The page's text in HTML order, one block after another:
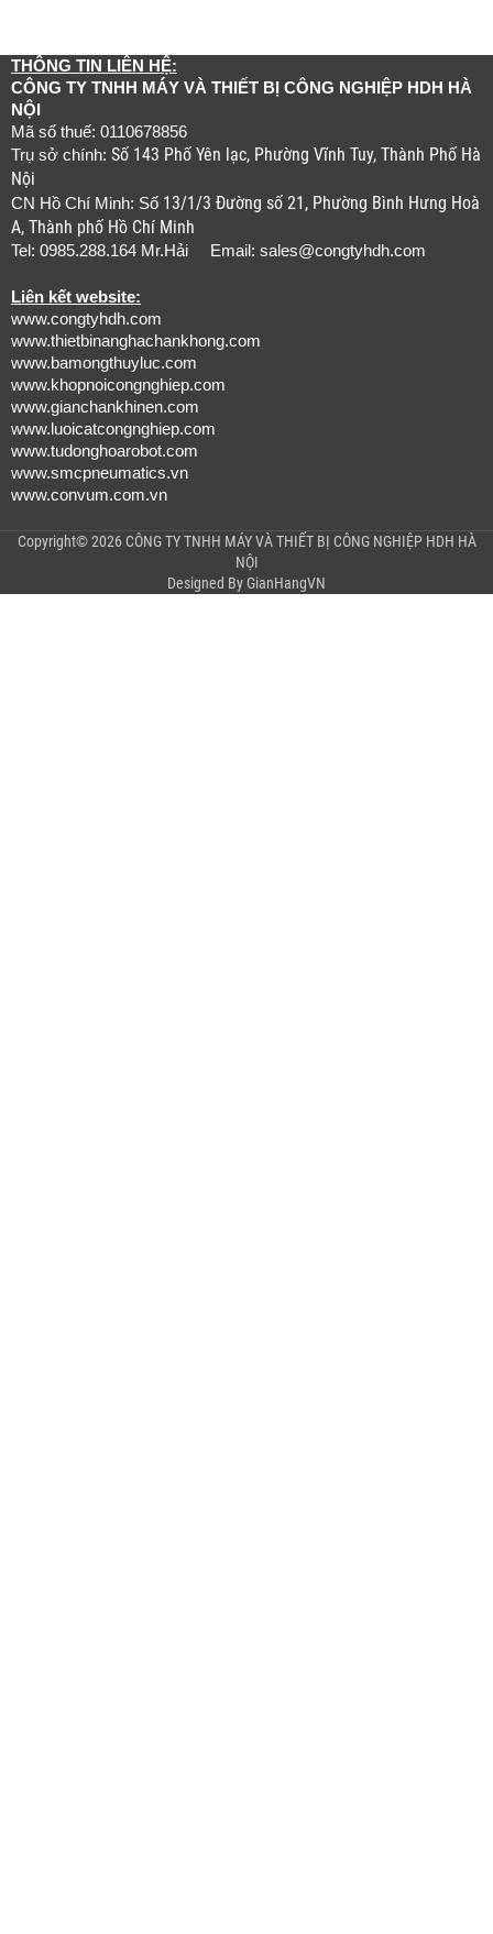
THÔNG TIN LIÊN HỆ:
CÔNG TY TNHH MÁY VÀ THIẾT BỊ CÔNG NGHIỆP HDH HÀ
NỘI
Mã số thuế: 0110678856
Trụ sở chính: Số 143 Phố Yên lạc, Phường Vĩnh Tuy, Thành Phố Hà
Nội
CN Hồ Chí Minh: Số 13/1/3 Đường số 21, Phường Bình Hưng Hoà
A, Thành phố Hồ Chí Minh
Tel: 0985.288.164 Mr.Hải Email: sales@congtyhdh.com
Liên kết website:
www.congtyhdh.com
www.thietbinanghachankhong.com
www.bamongthuyluc.com
www.khopnoicongnghiep.com
www.gianchankhinen.com
www.luoicatcongnghiep.com
www.tudonghoarobot.com
www.smcpneumatics.vn
www.convum.com.vn
Copyright© 2026 CÔNG TY TNHH MÁY VÀ THIẾT BỊ CÔNG NGHIỆP HDH HÀ
NỘI
Designed By GianHangVN